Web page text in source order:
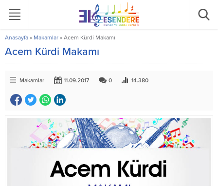
Anasayfa » Makamlar » Acem Kürdi Makamı
Acem Kürdi Makamı
Makamlar 11.09.2017 0 14.380